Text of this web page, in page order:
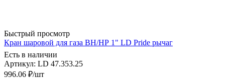
Быстрый просмотр
Кран шаровой для газа ВН/НР 1" LD Pride рычаг
Есть в наличии
Артикул: LD 47.353.25
996.06 ₽/шт